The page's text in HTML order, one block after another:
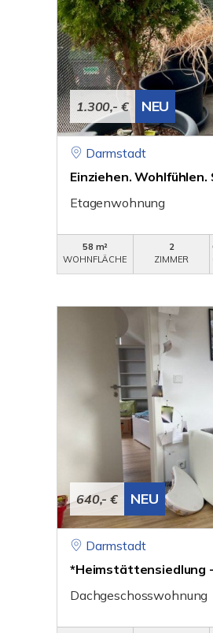
1.300,- € NEU
Darmstadt
Einziehen.
Etagenwohnung
58 m²
WOHNFLÄCHE
2
ZIMMER
640,- € NEU
Darmstadt
*Heimstättensiedlung
Dachgeschosswohnung